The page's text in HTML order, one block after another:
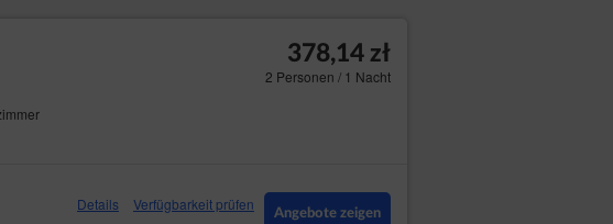
378,14 zł
2 Personen / 1 Nacht
Details Verfügbarkeit prüfen
Angebote zeigen